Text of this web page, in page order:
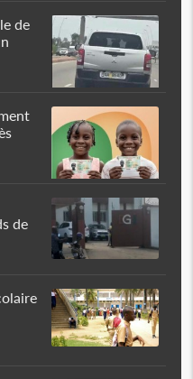
de
de